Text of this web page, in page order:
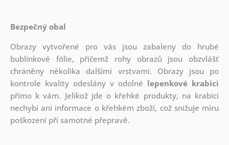
Bezpečný obal
Obrazy vytvořené pro vás jsou zabaleny do hrubé
bublinkové fólie, přičemž rohy obrazů jsou obzvlášť
chráněny několika dalšími vrstvami. Obrazy jsou po
kontrole kvality odeslány v odolné lepenkové krabici
přímo k vám. Jelikož jde o křehké produkty, na krabici
nechybí ani informace o křehkém zboží, což snižuje míru
poškození při samotné přepravě.